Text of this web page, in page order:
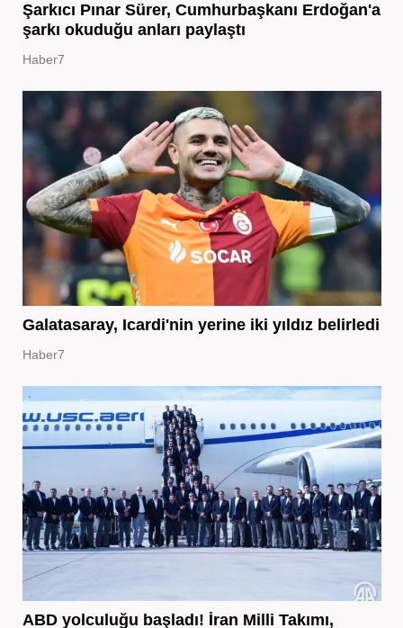
Şarkıcı Pınar Sürer, Cumhurbaşkanı Erdoğan'a
şarkı okuduğu anları paylaştı
Haber7
Galatasaray, Icardi'nin yerine iki yıldız belirledi
Haber7
ABD yolculuğu başladı! İran Milli Takımı,